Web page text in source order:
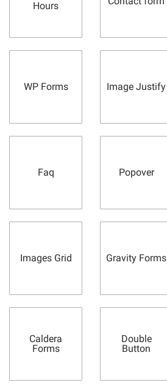
Hours
WP Forms Image Justify
Faq Popover
Images Grid Gravity Forms
Caldera
Forms
Double
Button